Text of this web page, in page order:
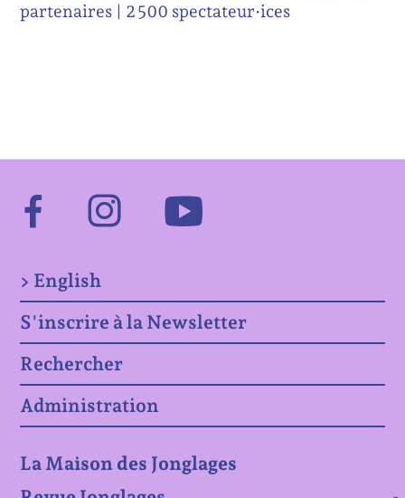
partenaires | 2 500 spectateur·ices
Facebook
Instagram
> English
S'inscrire à la Newsletter
Rechercher
Administration
La Maison des Jonglages